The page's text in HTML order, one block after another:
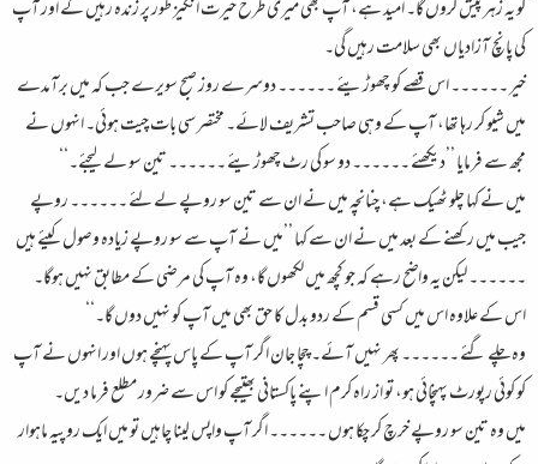
کو یہ زہر پیش کروں گا۔ امید ہے، آپ بھی میری طرح حیرت انگیز طور پر زندہ رہیں گے اور آپ
کی پانچ آزادیاں بھی سلامت رہیں گی۔
خیر ۔۔۔۔۔۔ اس قصے کو چھوڑیئے ۔۔۔۔۔۔ دوسرے روز صبح سویرے جب کہ میں برآمدے
میں شیو کر رہا تھا، آپ کے وہی صاحب تشریف لائے۔ مختصر سی بات چیت ہوئی۔ انہوں نے
مجھ سے فرمایا ’’دیکھئے ۔۔۔۔۔۔ دو سو کی رٹ چھوڑیئے ۔۔۔۔۔۔ تین سو لے لیجئے۔‘‘
میں نے کہا چلو ٹھیک ہے، چنانچہ میں نے ان سے تین سو روپے لے لئے ۔۔۔۔۔۔ روپے
جیب میں رکھنے کے بعد میں نے ان سے کہا ’’میں نے آپ سے سو روپے زیادہ وصول کیئے ہیں
۔۔۔۔۔۔ لیکن یہ واضح رہے کہ جو کچھ میں لکھوں گا، وہ آپ کی مرضی کے مطابق نہیں ہوگا۔
اس کے علاوہ اس میں کسی قسم کے ردو بدل کا حق بھی میں آپ کو نہیں دوں گا۔‘‘
وہ چلے گئے ۔۔۔۔۔۔ پھر نہیں آئے۔ چچا جان اگر آپ کے پاس پہنچے ہوں اور انہوں نے آپ
کو کوئی رپورٹ پہنچائی ہو، تو از راہ کرم اپنے پاکستانی بھتیجے کو اس سے ضرور مطلع فرما دیں۔
میں وہ تین سو روپے خرچ کر چکا ہوں ۔۔۔۔۔۔ اگر آپ واپس لینا چاہیں تو میں ایک روپیہ ماہوار